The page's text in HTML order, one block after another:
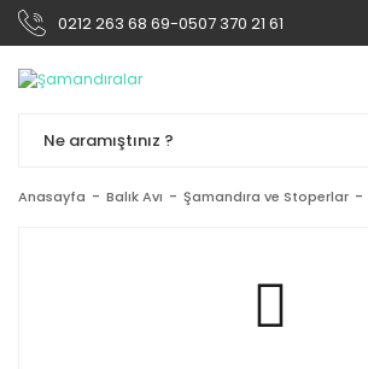
0212 263 68 69-0507 370 21 61
Anasayfa Balık Avı Şamandıra ve Stoperlar